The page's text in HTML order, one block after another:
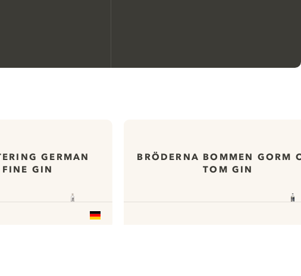
GERMAN
FINE GIN
BRÖDERNA BOMMEN GORM
TOM GIN
En savoir plus surnotre politique de gestion
Paramétrer mes cookies